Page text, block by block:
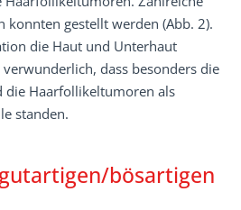
konnten gestellt werden (Abb. 2).
die Haut und Unterhaut
dass besonders die
die Haarfollikeltumoren als
standen.
bösartigen